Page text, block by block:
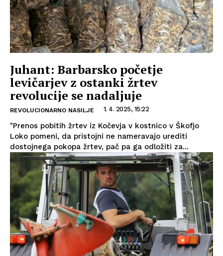
Juhant: Barbarsko početje
levičarjev z ostanki žrtev
revolucije se nadaljuje
REVOLUCIONARNO NASILJE 1. 4. 2025, 15:22
"Prenos pobitih žrtev iz Kočevja v kostnico v Škofjo
Loko pomeni, da pristojni ne nameravajo urediti
dostojnega pokopa žrtev, pač pa ga odložiti za...